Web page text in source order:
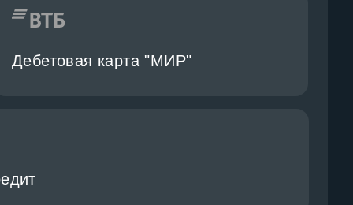
Дебетовая карта "МИР"